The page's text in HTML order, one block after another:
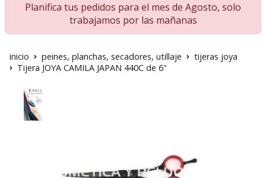
Planifica tus pedidos para el mes de Agosto, solo
trabajamos por las mañanas
inicio peines, planchas, secadores, utillaje
tijeras joya
Tijera JOYA CAMILA JAPAN 440C de 6"